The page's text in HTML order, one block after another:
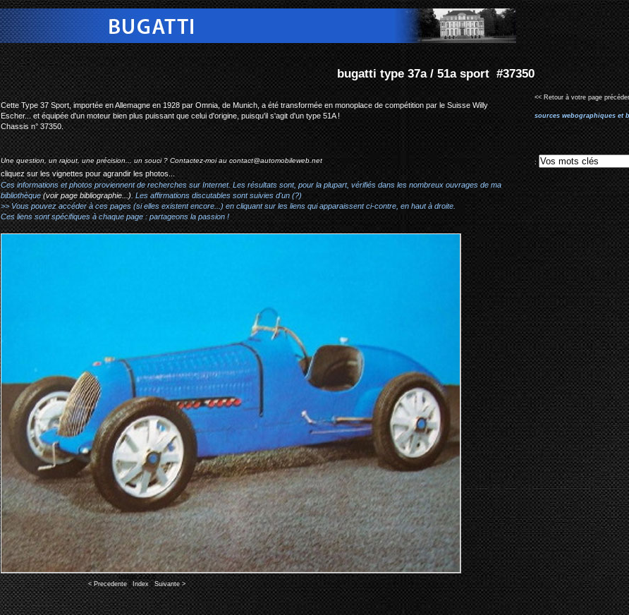
bugatti type 37a / 51a sport #37350
Cette Type 37 Sport, importée en Allemagne en 1928 par Omnia, de Munich, a été transformée en monoplace de compétition par le Suisse Willy
Escher... et équipée d'un moteur bien plus puissant que celui d'origine, puisqu'il s'agit d'un type 51A !
Chassis n° 37350.
Une question, un rajout, une précision... un souci ? Contactez-moi aucontact@automobileweb.net
cliquez sur les vignettes pour agrandir les photos...
Ces informations et photos proviennent de recherches sur Internet. Les résultats sont, pour la plupart, vérifiés dans les nombreux ouvrages de ma
bibliothèque(voir page bibliographie...). Les affirmations discutables sont suivies d'un (?)
>> Vous pouvez accéder à ces pages (si elles existent encore...) en cliquant sur les liens qui apparaissent ci-contre, en haut à droite.
Ces liens sont spécifiques à chaque page : partageons la passion !
Image 3 of 6
< Precedente|Index|Suivante >
<< Retour à votre page
sources webographiques et
: